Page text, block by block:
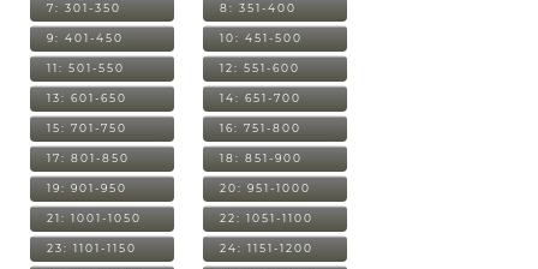
7: 301-350 8: 351-400
9: 401-450 10: 451-500
11: 501-550 12: 551-600
13: 601-650 14: 651-700
15: 701-750 16: 751-800
17: 801-850 18: 851-900
19: 901-950 20: 951-1000
21: 1001-1050 22: 1051-1100
23: 1101-1150 24: 1151-1200